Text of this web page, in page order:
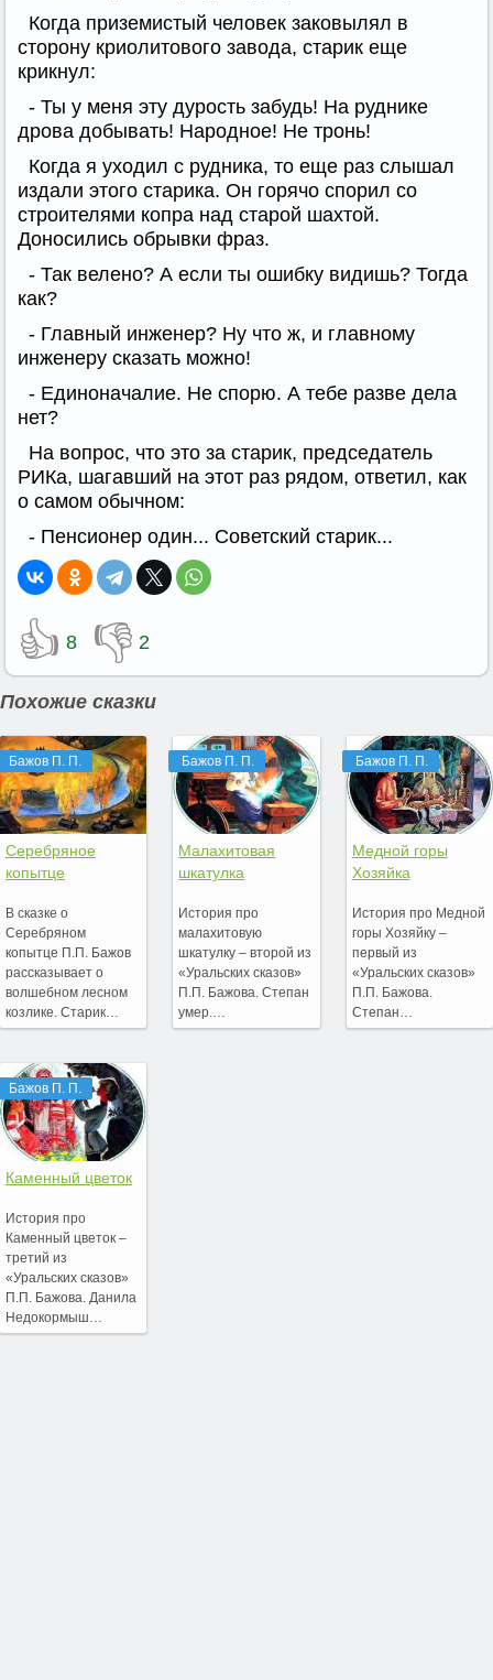
Когда приземистый человек заковылял в
сторону криолитового завода, старик еще
крикнул:
- Ты у меня эту дурость забудь! На руднике
дрова добывать! Народное! Не тронь!
Когда я уходил с рудника, то еще раз слышал
издали этого старика. Он горячо спорил со
строителями копра над старой шахтой.
Доносились обрывки фраз.
- Так велено? А если ты ошибку видишь? Тогда
как?
- Главный инженер? Ну что ж, и главному
инженеру сказать можно!
- Единоначалие. Не спорю. А тебе разве дела
нет?
На вопрос, что это за старик, председатель
РИКа, шагавший на этот раз рядом, ответил, как
о самом обычном:
- Пенсионер один... Советский старик...
👍 8 👎 2
Похожие сказки
Бажов П. П.
Серебряное
копытце
В сказке о
Серебряном
копытце П.П. Бажов
рассказывает о
волшебном лесном
козлике. Старик…
Бажов П. П.
Каменный цветок
История про
Каменный цветок –
третий из
«Уральских сказов»
П.П. Бажова. Данила
Недокормыш…
Бажов П. П.
Малахитовая
шкатулка
История про
малахитовую
шкатулку – второй из
«Уральских сказов»
П.П. Бажова. Степан
умер.…
Бажов П. П.
Медной горы
Хозяйка
История про Медной
горы Хозяйку –
первый из
«Уральских сказов»
П.П. Бажова.
Степан…